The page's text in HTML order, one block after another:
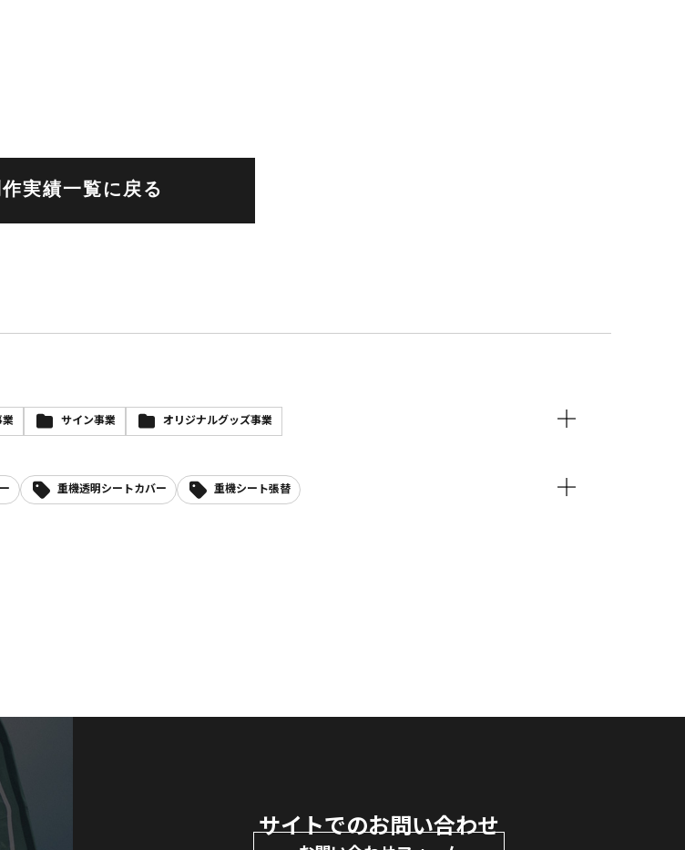
実績一覧に戻る
サイン事業 オリジナルグッズ事業
重機透明シートカバー 重機シート張替
サイトでのお問い合わせ